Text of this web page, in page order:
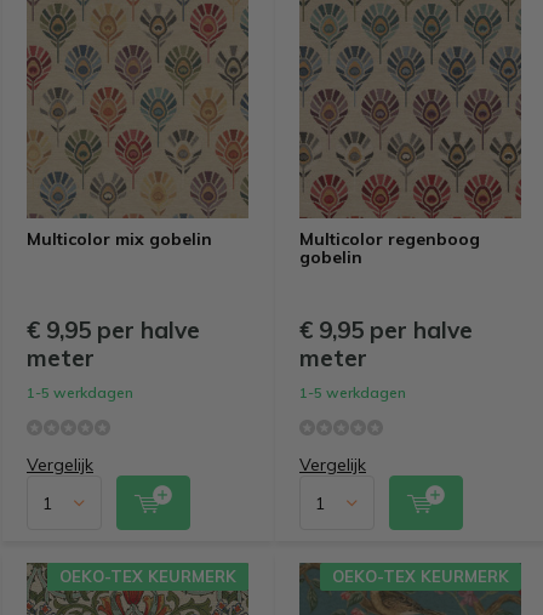
Multicolor mix gobelin
€ 9,95 per halve
meter
1-5 werkdagen
Vergelijk
Multicolor regenboog
gobelin
€ 9,95 per halve
meter
1-5 werkdagen
Vergelijk
OEKO-TEX KEURMERK OEKO-TEX KEURMERK